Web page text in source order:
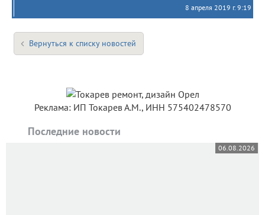
8 апреля 2019 г. 9:19
Вернуться к списку новостей
Реклама: ИП Токарев А.М., ИНН 575402478570
Последние новости
06.08.2026